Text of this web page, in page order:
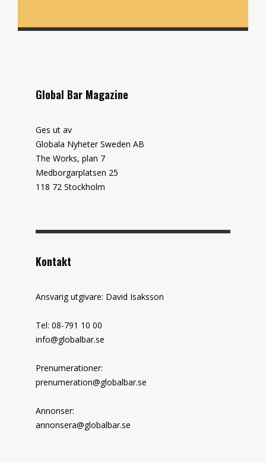
Global Bar Magazine
Ges ut av
Globala Nyheter Sweden AB
The Works, plan 7
Medborgarplatsen 25
118 72 Stockholm
Kontakt
Ansvarig utgivare: David Isaksson
Tel: 08-791 10 00
info@globalbar.se
Prenumerationer:
prenumeration@globalbar.se
Annonser:
annonsera@globalbar.se